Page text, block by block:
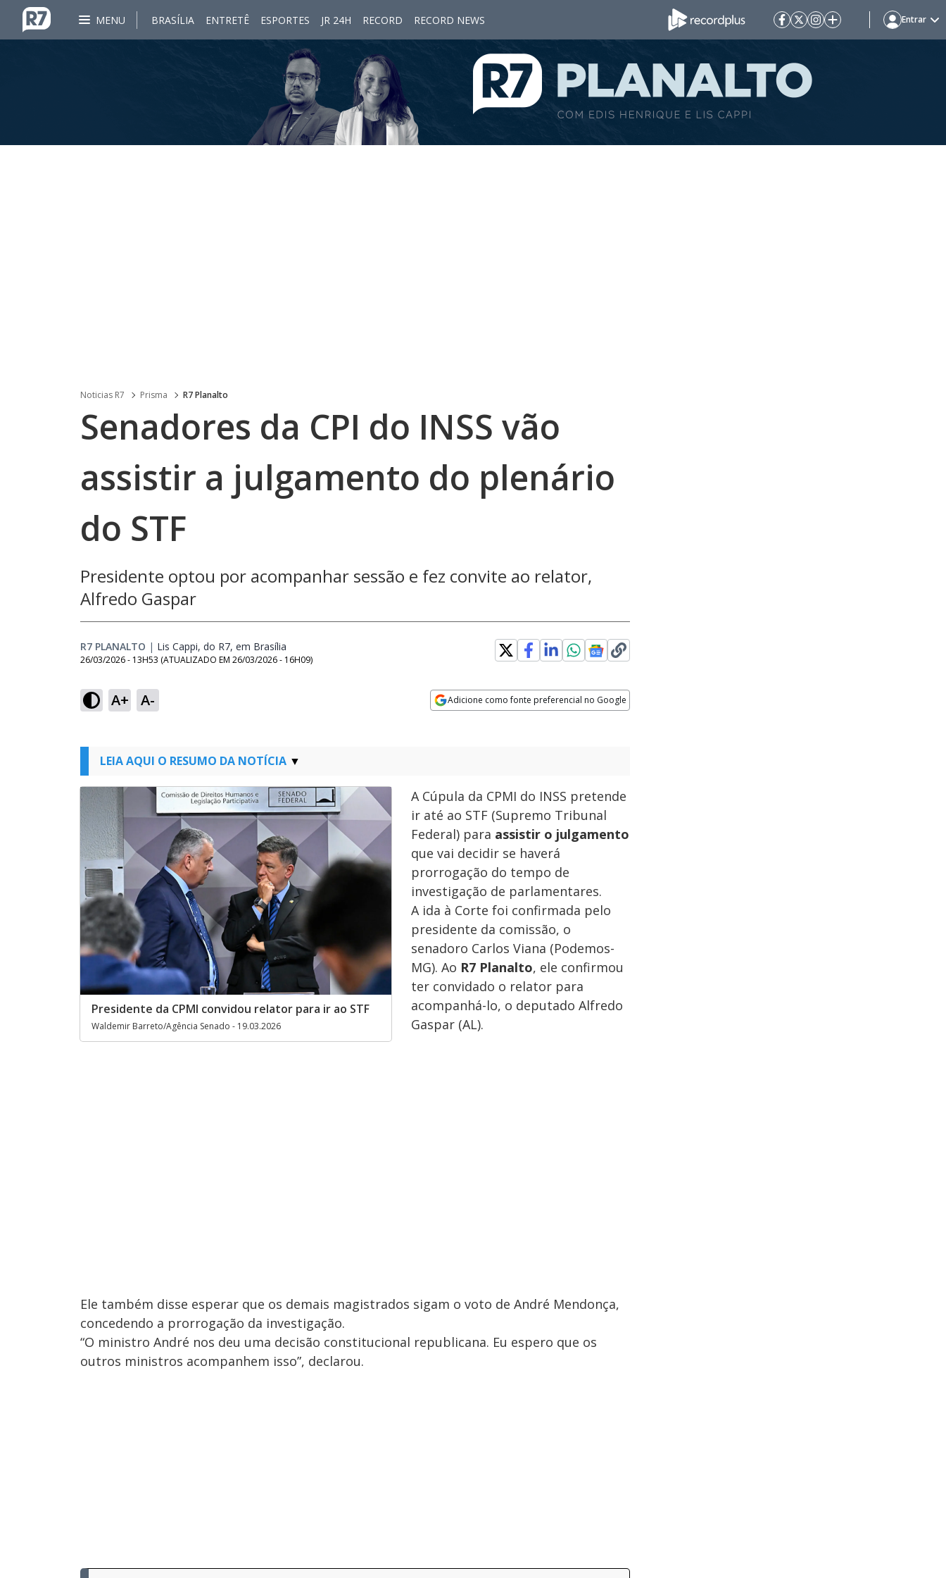
MENU BRASÍLIA ENTRETÊ ESPORTES JR 24H RECORD RECORD NEWS Entrar
Noticias R7 Prisma R7 Planalto
Senadores da CPI do INSS vão
assistir a julgamento do plenário
do STF
Presidente optou por acompanhar sessão e fez convite ao relator,
Alfredo Gaspar
R7 PLANALTO | Lis Cappi, do R7, em Brasília
26/03/2026 - 13H53 (ATUALIZADO EM 26/03/2026 - 16H09)
A+ A- Adicione como fonte preferencial no Google
LEIA AQUI O RESUMO DA NOTÍCIA
Presidente da CPMI convidou relator para ir ao STF
Waldemir Barreto/Agência Senado - 19.03.2026
A Cúpula da CPMI do INSS pretende
ir até ao STF (Supremo Tribunal
Federal) para assistir o julgamento
que vai decidir se haverá
prorrogação do tempo de
investigação de parlamentares.
A ida à Corte foi confirmada pelo
presidente da comissão, o
senadoro Carlos Viana (Podemos-
MG). Ao R7 Planalto, ele confirmou
ter convidado o relator para
acompanhá-lo, o deputado Alfredo
Gaspar (AL).
Ele também disse esperar que os demais magistrados sigam o voto de André Mendonça,
concedendo a prorrogação da investigação.
“O ministro André nos deu uma decisão constitucional republicana. Eu espero que os
outros ministros acompanhem isso”, declarou.